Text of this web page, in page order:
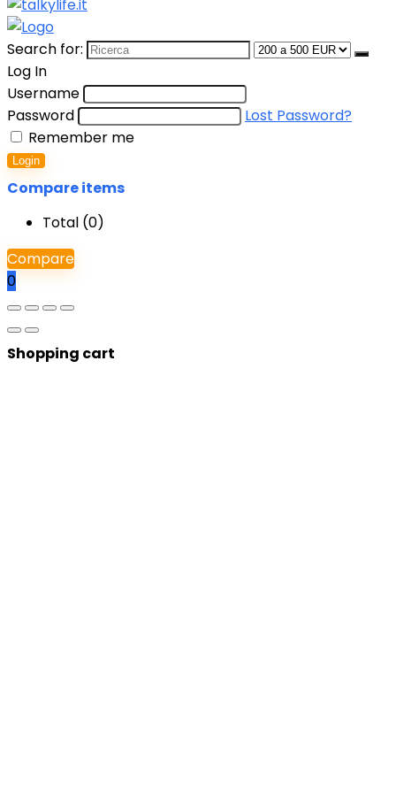
Search for:
Log In
Username
Password
Lost Password?
Remember me
Login
Compare items
Total (0)
Compare
0
Shopping cart